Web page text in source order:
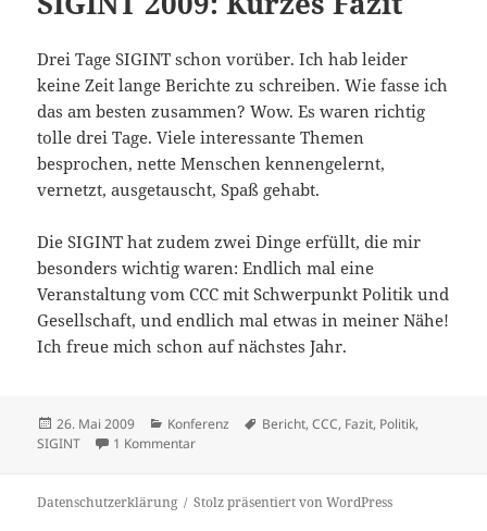
Drei Tage SIGINT schon vorüber. Ich hab leider
keine Zeit lange Berichte zu schreiben. Wie fasse ich
das am besten zusammen? Wow. Es waren richtig
tolle drei Tage. Viele interessante Themen
besprochen, nette Menschen kennengelernt,
vernetzt, ausgetauscht, Spaß gehabt.
Die SIGINT hat zudem zwei Dinge erfüllt, die mir
besonders wichtig waren: Endlich mal eine
Veranstaltung vom CCC mit Schwerpunkt Politik und
Gesellschaft, und endlich mal etwas in meiner Nähe!
Ich freue mich schon auf nächstes Jahr.
Veröffentlicht
am
26. Mai 2009 Kategorien
Konferenz Schlagwörter
Bericht,CCC, Fazit, Politik,
SIGINT
1 Kommentarzu SIGINT 2009: Kurzes Fazit
Datenschutzerklärung Stolz präsentiert von WordPress